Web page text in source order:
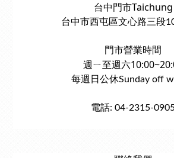
台中門市Taichung
台中市西屯區文心路三段
門市營業時間
週ㄧ至週六
每週日公休Sunday off
電話: 04-2315-